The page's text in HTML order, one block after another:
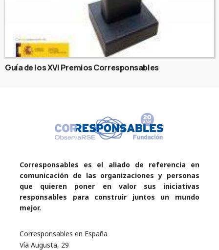
Guía de los XVI Premios Corresponsables
Corresponsables es el aliado de referencia en
comunicación de las organizaciones y personas
que quieren poner en valor sus iniciativas
responsables para construir juntos un mundo
mejor.
Corresponsables en España
Vía Augusta, 29